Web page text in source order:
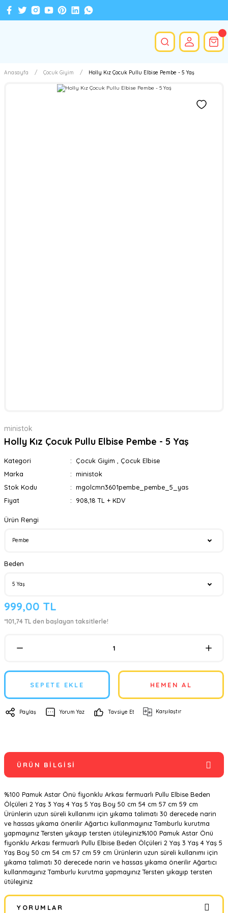
Anasayfa Çocuk Giyim Holly Kız Çocuk Pullu Elbise Pembe - 5 Yaş
ministok
Holly Kız Çocuk Pullu Elbise Pembe - 5 Yaş
Kategori Çocuk Giyim
Çocuk Elbise
Marka
ministok
Stok Kodu
mgolcmn3601pembe_pembe_5_yas
Fiyat
908,18 TL + KDV
Ürün Rengi
Beden
999,00 TL
*101,74 TL den başlayan taksitlerle!
SEPETE EKLE HEMEN AL
Paylaş Yorum Yaz Tavsiye Et Karşılaştır
ÜRÜN BILGISI
%100 Pamuk Astar Önü fiyonklu Arkası fermuarlı Pullu Elbise Beden
Ölçüleri 2 Yaş 3 Yaş 4 Yaş 5 Yaş Boy 50 cm 54 cm 57 cm 59 cm
Ürünlerin uzun süreli kullanımı için yıkama talimatı 30 derecede narin
ve hassas yıkama önerilir Ağartıcı kullanmayınız Tamburlu kurutma
yapmayınız Tersten yıkayıp tersten ütüleyiniz%100 Pamuk Astar Önü
fiyonklu Arkası fermuarlı Pullu Elbise Beden Ölçüleri 2 Yaş 3 Yaş 4 Yaş 5
Yaş Boy 50 cm 54 cm 57 cm 59 cm Ürünlerin uzun süreli kullanımı için
yıkama talimatı 30 derecede narin ve hassas yıkama önerilir Ağartıcı
kullanmayınız Tamburlu kurutma yapmayınız Tersten yıkayıp tersten
ütüleyiniz
YORUMLAR